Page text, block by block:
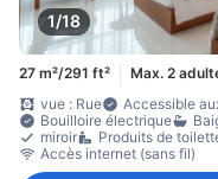
1/18
27 m²/291 ft² Max. 2
vue : Rue
Accessible
Bouilloire électrique
miroir
Produits de
Accès internet (sans fil)